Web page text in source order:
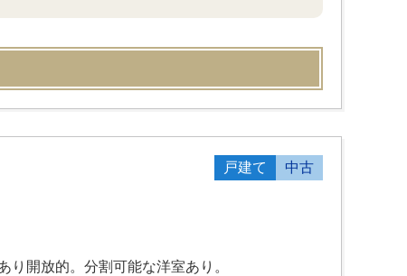
戸建て 中古
開放的。分割可能な洋室あり。